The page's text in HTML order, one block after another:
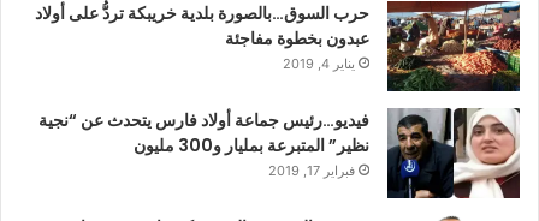
حرب السوق…بالصورة بلدية خريبكة تردُّ على أولاد
عبدون بخطوة مفاجئة
يناير 4, 2019
فيديو…رئيس جماعة أولاد فارس يتحدث عن “نجية
نظير” المتبرعة بمليار و300 مليون
فبراير 17, 2019